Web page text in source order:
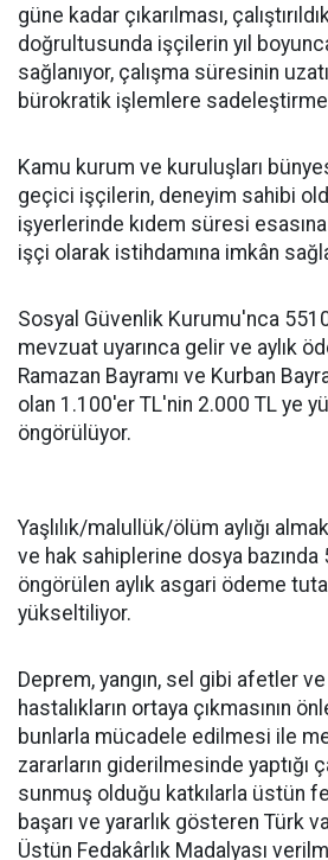
güne kadar çıkarılması,
doğrultusunda işçilerin yıl
sağlanıyor, çalışma süresinin
bürokratik işlemlere
Kamu kurum ve kuruluşları
geçici işçilerin, deneyim sahibi
işyerlerinde kıdem süresi
işçi olarak istihdamına imkân
Sosyal Güvenlik Kurumu'nca
mevzuat uyarınca gelir ve aylık
Ramazan Bayramı ve Kurban
olan 1.100'er TL'nin 2.000 TL ye
öngörülüyor.
Yaşlılık/malullük/ölüm aylığı
ve hak sahiplerine dosya bazında
öngörülen aylık asgari ödeme
yükseltiliyor.
Deprem, yangın, sel gibi afetler
hastalıkların ortaya çıkmasının
bunlarla mücadele edilmesi ile
zararların giderilmesinde yaptığı
sunmuş olduğu katkılarla üstün
başarı ve yararlık gösteren Türk
Üstün Fedakârlık Madalyası